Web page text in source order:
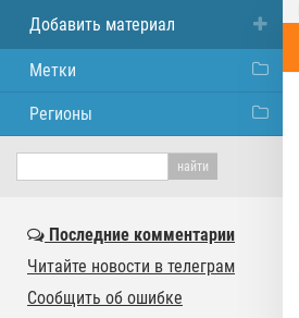
Добавить материал
Метки
Регионы
Последние комментарии
Читайте новости в телеграм
Сообщить об ошибке